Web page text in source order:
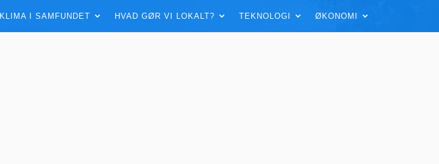
KLIMA I SAMFUNDET HVAD GØR VI LOKALT? TEKNOLOGI ØKONOMI